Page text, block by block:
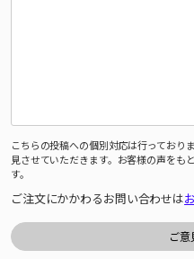
こちらの投稿への個別対応は行っており
見させていただきます。お客様の声をも
す。
ご注文にかかわるお問い合わせは